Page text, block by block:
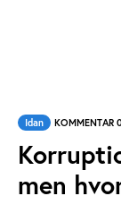
Idan KOMMENTAR
men